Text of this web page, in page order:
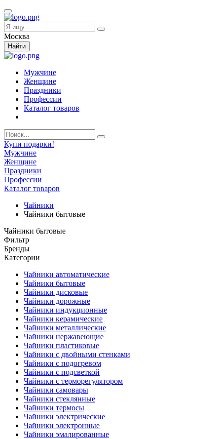
Москва
Найти
Мужчине
Женщине
Праздники
Профессии
Каталог товаров
Купи подарки!
Мужчине
Женщине
Праздники
Профессии
Каталог товаров
Чайники
Чайники бытовые
Чайники бытовые
Фильтр
Бренды
Категории
Чайники автоматические
Чайники бытовые
Чайники дисковые
Чайники дорожные
Чайники индукционные
Чайники керамические
Чайники металлические
Чайники нержавеющие
Чайники пластиковые
Чайники с двойными стенками
Чайники с подогревом
Чайники с подсветкой
Чайники с терморегулятором
Чайники самовары
Чайники стеклянные
Чайники термосы
Чайники электрические
Чайники электронные
Чайники эмалированные